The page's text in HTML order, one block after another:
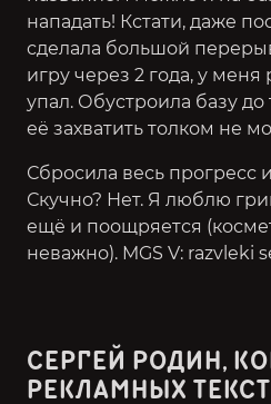
нападать! Кстати, даже
сделала большой
игру через 2 года, у меня
упал. Обустроила базу до
её захватить толком не
Сбросила весь прогресс
Скучно? Нет. Я люблю
ещё и поощряется
неважно). MGS V: razvleki
СЕРГЕЙ РОДИН,
РЕКЛАМНЫХ